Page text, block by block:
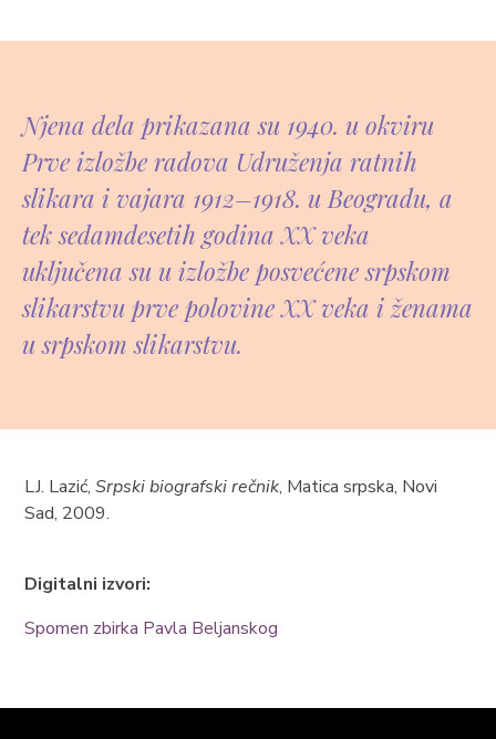
Njena dela prikazana su 1940. u okviru
Prve izložbe radova Udruženja ratnih
slikara i vajara 1912–1918. u Beogradu, a
tek sedamdesetih godina XX veka
uključena su u izložbe posvećene srpskom
slikarstvu prve polovine XX veka i ženama
u srpskom slikarstvu.
LJ. Lazić,Srpski biografski rečnik, Matica srpska, Novi
Sad, 2009.
Digitalni izvori:
Spomen zbirka Pavla Beljanskog